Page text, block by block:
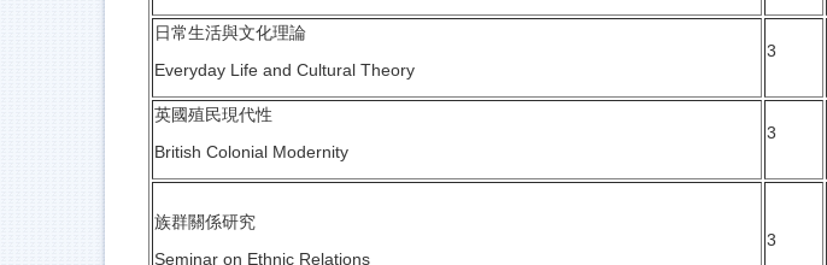
日常生活與文化理論
Everyday Life and Cultural Theory
3
英國殖民現代性
British Colonial Modernity
3
族群關係研究
Seminar on Ethnic Relations
3